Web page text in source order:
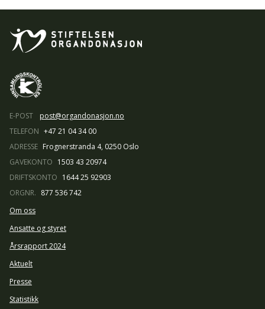
E-POST
post@organdonasjon.no
TELEFON +47 21 04 34 00
ADRESSE Frognerstranda 4, 0250 Oslo
GAVEKONTO 1503 43 20974
DRIFTSKONTO 1644 25 92903
ORGNR. 877 536 742
Om oss
Ansatte og styret
Årsrapport 2024
Aktuelt
Presse
Statistikk